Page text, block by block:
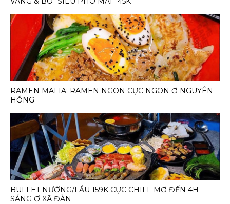
RAMEN MAFIA: RAMEN NGON CỰC NGON Ở NGUYÊN
HỒNG
BUFFET NƯỚNG/LẨU 159K CỰC CHILL MỞ ĐẾN 4H
SÁNG Ở XÃ ĐÀN